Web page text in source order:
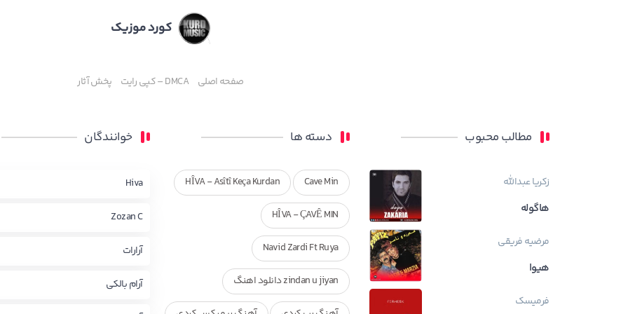
کورد موزیک
صفحه اصلی DMCA – کپی رایت پخش آثار
مطالب محبوب
زکریا عبدالله
هاگوله
مرضیه فریقی
هیوا
فرمیسک
دسته ها
Cave Min
HÎVA - Asîtî Keça Kurdan
HÎVA - ÇAVÊ MIN
Navid Zardi Ft Ruya
zindan u jiyan دانلود اهنگ
خوانندگان
Hiva
Zozan C
آرارات
آرام بالکی